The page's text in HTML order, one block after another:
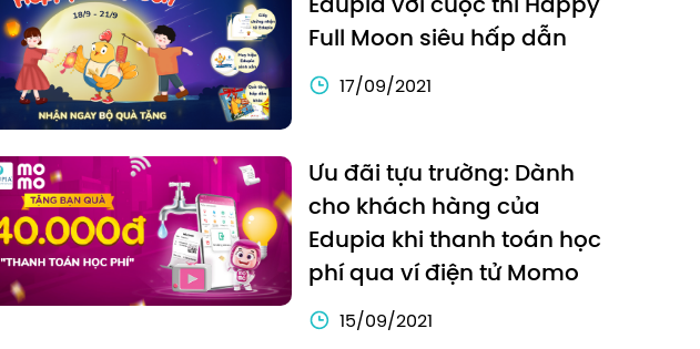
Full Moon siêu hấp dẫn
17/09/2021
Ưu đãi tựu trường: Dành
cho khách hàng của
Edupia khi thanh toán học
phí qua ví điện tử Momo
15/09/2021